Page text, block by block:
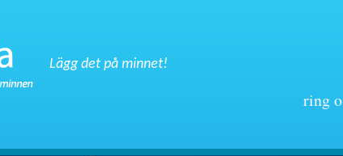
Lägg det på minnet!
ring